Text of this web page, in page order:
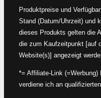
Produktpreise und
Stand (Datum/Uhrzeit) und
dieses Produkts gelten die
die zum Kaufzeitpunkt [auf
Website(s)] angezeigt
*= Affiliate-Link
verdiene ich an